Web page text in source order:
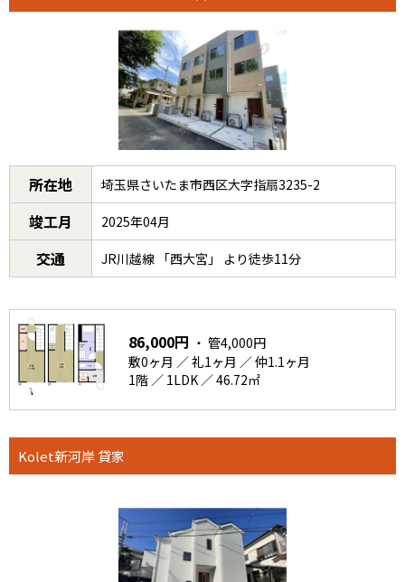
所在地 埼玉県さいたま市西区大字指扇3235-2
竣工月 2025年04月
交通 JR川越線 「西大宮」 より徒歩11分
86,000円 ・ 管4,000円
敷0ヶ月 ／ 礼1ヶ月 ／ 仲1.1ヶ月
1階 ／ 1LDK ／ 46.72㎡
Kolet新河岸 貸家